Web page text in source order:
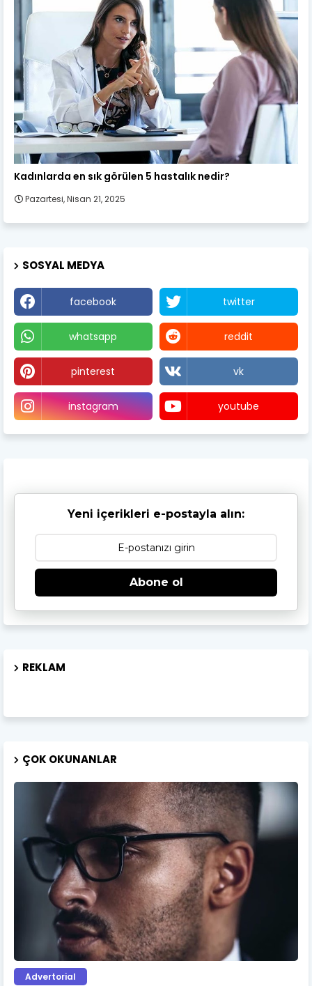
Kadın Sağlığı
Kadınlarda en sık görülen 5 hastalık nedir?
Pazartesi, Nisan 21, 2025
SOSYAL MEDYA
facebook twitter
whatsapp reddit
pinterest vk
instagram youtube
Yeni içerikleri e-postayla alın:
Abone ol
REKLAM
ÇOK OKUNANLAR
Advertorial